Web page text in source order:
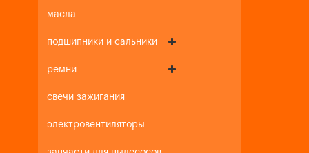
масла
подшипники и сальники
ремни
свечи зажигания
электровентиляторы